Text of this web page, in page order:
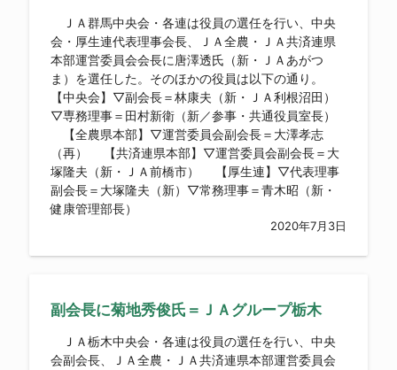
ＪＡ群馬中央会・各連は役員の選任を行い、中央
会・厚生連代表理事会長、ＪＡ全農・ＪＡ共済連県
本部運営委員会会長に唐澤透氏（新・ＪＡあがつ
ま）を選任した。そのほかの役員は以下の通り。
【中央会】▽副会長＝林康夫（新・ＪＡ利根沼田）
▽専務理事＝田村新衛（新／参事・共通役員室長）
【全農県本部】▽運営委員会副会長＝大澤孝志
（再） 【共済連県本部】▽運営委員会副会長＝大
塚隆夫（新・ＪＡ前橋市） 【厚生連】▽代表理事
副会長＝大塚隆夫（新）▽常務理事＝青木昭（新・
健康管理部長）
2020年7月3日
副会長に菊地秀俊氏＝ＪＡグループ栃木
ＪＡ栃木中央会・各連は役員の選任を行い、中央
会副会長、ＪＡ全農・ＪＡ共済連県本部運営委員会